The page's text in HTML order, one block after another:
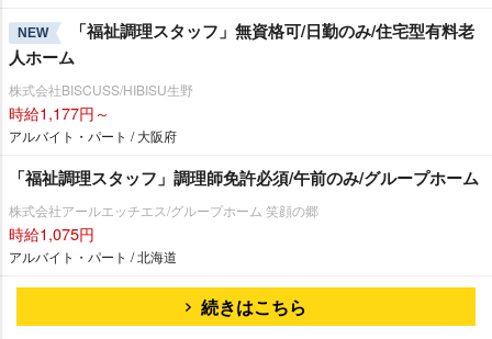
NEW
「福祉調理スタッフ」無資格可/日勤のみ/住宅型有料老
人ホーム
株式会社BISCUSS/HIBISU生野
時給1,177円～
アルバイト・パート / 大阪府
「福祉調理スタッフ」調理師免許必須/午前のみ/グループホーム
株式会社アールエッチエス/グループホーム 笑顔の郷
時給1,075円
アルバイト・パート / 北海道
続きはこちら